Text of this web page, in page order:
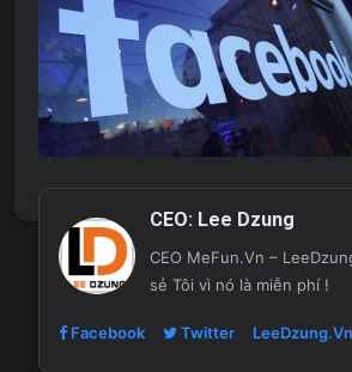
CEO: Lee Dzung
CEO MeFun.Vn –
sẻ Tôi vì nó là miễn phí !
Facebook Twitter LeeDzung.Vn